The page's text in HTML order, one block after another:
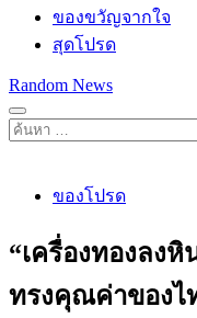
ของขวัญจากใจ
สุดโปรด
Random News
ค้นหา
ของโปรด
“เครื่องทองลง
ทรงคุณค่าของไ